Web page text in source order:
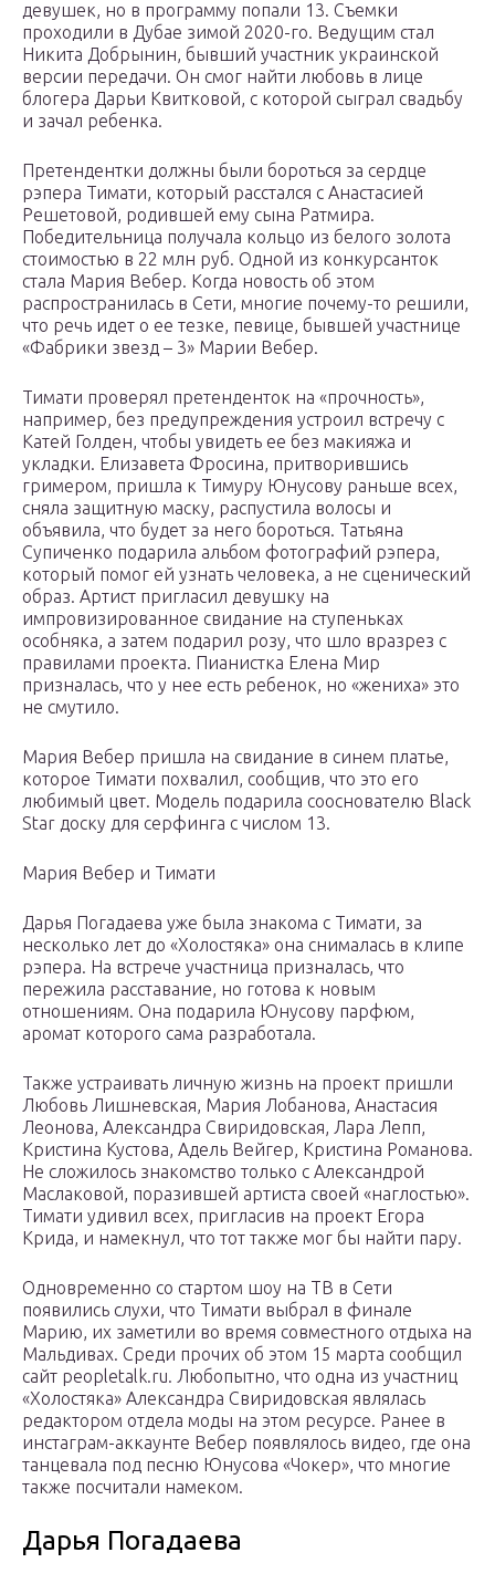
девушек, но в программу попали 13. Съемки
проходили в Дубае зимой 2020-го. Ведущим стал
Никита Добрынин, бывший участник украинской
версии передачи. Он смог найти любовь в лице
блогера Дарьи Квитковой, с которой сыграл свадьбу
и зачал ребенка.
Претендентки должны были бороться за сердце
рэпера Тимати, который расстался с Анастасией
Решетовой, родившей ему сына Ратмира.
Победительница получала кольцо из белого золота
стоимостью в 22 млн руб. Одной из конкурсанток
стала Мария Вебер. Когда новость об этом
распространилась в Сети, многие почему-то решили,
что речь идет о ее тезке, певице, бывшей участнице
«Фабрики звезд – 3» Марии Вебер.
Тимати проверял претенденток на «прочность»,
например, без предупреждения устроил встречу с
Катей Голден, чтобы увидеть ее без макияжа и
укладки. Елизавета Фросина, притворившись
гримером, пришла к Тимуру Юнусову раньше всех,
сняла защитную маску, распустила волосы и
объявила, что будет за него бороться. Татьяна
Супиченко подарила альбом фотографий рэпера,
который помог ей узнать человека, а не сценический
образ. Артист пригласил девушку на
импровизированное свидание на ступеньках
особняка, а затем подарил розу, что шло вразрез с
правилами проекта. Пианистка Елена Мир
призналась, что у нее есть ребенок, но «жениха» это
не смутило.
Мария Вебер пришла на свидание в синем платье,
которое Тимати похвалил, сообщив, что это его
любимый цвет. Модель подарила сооснователю Black
Star доску для серфинга с числом 13.
Мария Вебер и Тимати
Дарья Погадаева уже была знакома с Тимати, за
несколько лет до «Холостяка» она снималась в клипе
рэпера. На встрече участница призналась, что
пережила расставание, но готова к новым
отношениям. Она подарила Юнусову парфюм,
аромат которого сама разработала.
Также устраивать личную жизнь на проект пришли
Любовь Лишневская, Мария Лобанова, Анастасия
Леонова, Александра Свиридовская, Лара Лепп,
Кристина Кустова, Адель Вейгер, Кристина Романова.
Не сложилось знакомство только с Александрой
Маслаковой, поразившей артиста своей «наглостью».
Тимати удивил всех, пригласив на проект Егора
Крида, и намекнул, что тот также мог бы найти пару.
Одновременно со стартом шоу на ТВ в Сети
появились слухи, что Тимати выбрал в финале
Марию, их заметили во время совместного отдыха на
Мальдивах. Среди прочих об этом 15 марта сообщил
сайт peopletalk.ru. Любопытно, что одна из участниц
«Холостяка» Александра Свиридовская являлась
редактором отдела моды на этом ресурсе. Ранее в
инстаграм-аккаунте Вебер появлялось видео, где она
танцевала под песню Юнусова «Чокер», что многие
также посчитали намеком.
Дарья Погадаева